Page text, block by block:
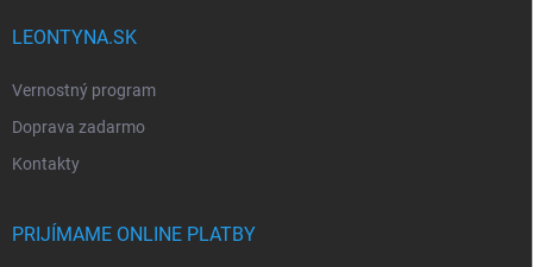
LEONTYNA.SK
Vernostný program
Doprava zadarmo
Kontakty
PRIJÍMAME ONLINE PLATBY